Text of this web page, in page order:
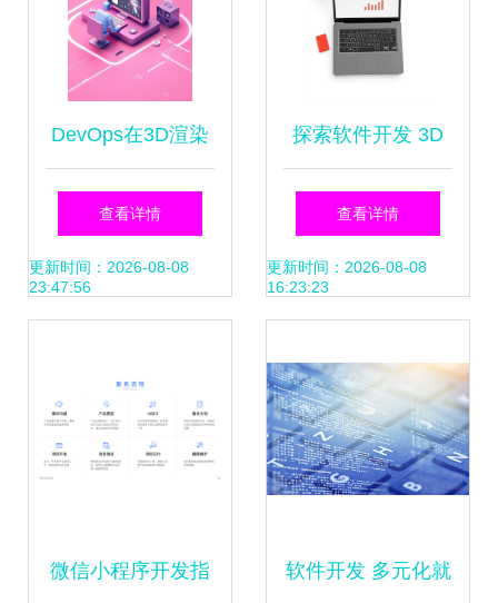
DevOps在3D渲染
软件开发中的应用
与概念解析
查看详情
更新时间：2026-08-08
23:47:56
探索软件开发 3D
插图视角下的编程
世界
查看详情
更新时间：2026-08-08
16:23:23
微信小程序开发指 软件开发 多元化就